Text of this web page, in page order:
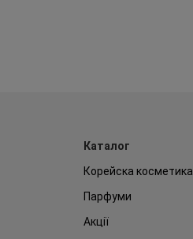
Каталог
Корейска косметика
Парфуми
Акції